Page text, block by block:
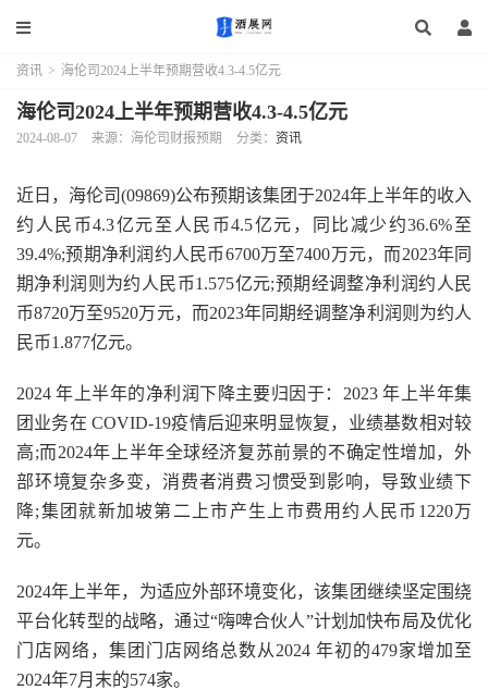
资讯 > 海伦司2024上半年预期营收4.3-4.5亿元
海伦司2024上半年预期营收4.3-4.5亿元
2024-08-07 来源：海伦司财报预期 分类： 资讯
近日，海伦司(09869)公布预期该集团于2024年上半年的收入
约人民币4.3亿元至人民币4.5亿元，同比减少约36.6%至
39.4%;预期净利润约人民币6700万至7400万元，而2023年同
期净利润则为约人民币1.575亿元;预期经调整净利润约人民
币8720万至9520万元，而2023年同期经调整净利润则为约人
民币1.877亿元。
2024 年上半年的净利润下降主要归因于：2023 年上半年集
团业务在 COVID-19疫情后迎来明显恢复，业绩基数相对较
高;而2024年上半年全球经济复苏前景的不确定性增加，外
部环境复杂多变，消费者消费习惯受到影响，导致业绩下
降;集团就新加坡第二上市产生上市费用约人民币1220万
元。
2024年上半年，为适应外部环境变化，该集团继续坚定围绕
平台化转型的战略，通过“嗨啤合伙人”计划加快布局及优化
门店网络，集团门店网络总数从2024 年初的479家增加至
2024年7月末的574家。